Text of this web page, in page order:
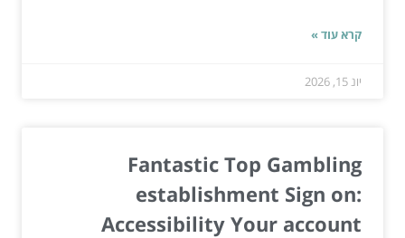
קרא עוד »
יונ 15, 2026
Fantastic Top Gambling
establishment Sign on:
Accessibility Your account